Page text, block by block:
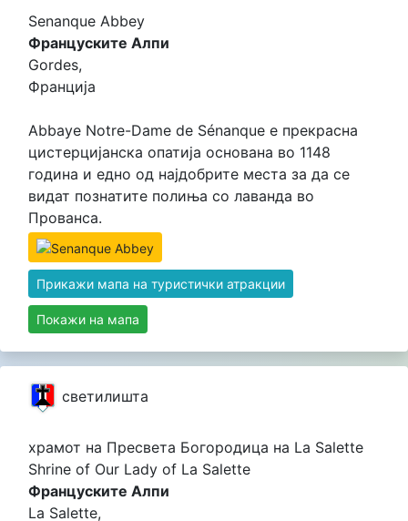
Senanque Abbey
Француските Алпи
Gordes,
Франција
Abbaye Notre-Dame de Sénanque е прекрасна
цистерцијанска опатија основана во 1148
година и едно од најдобрите места за да се
видат познатите полиња со лаванда во
Прованса.
Прикажи мапа на туристички атракции
Покажи на мапа
светилишта
храмот на Пресвета Богородица на La Salette
Shrine of Our Lady of La Salette
Француските Алпи
La Salette,